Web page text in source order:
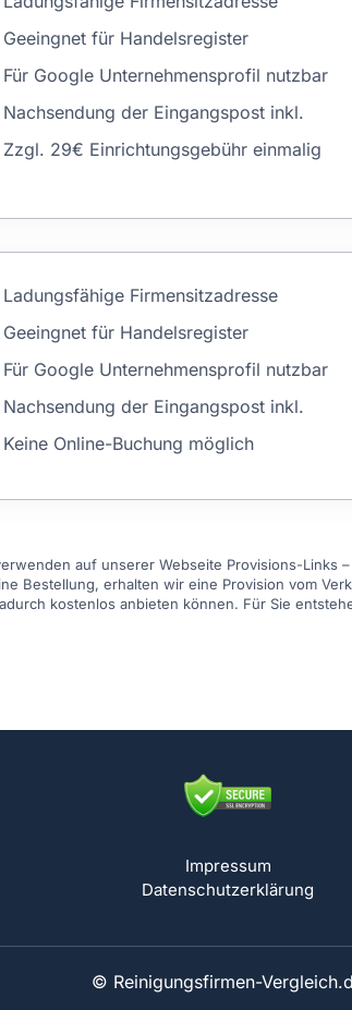
Geeingnet für Handelsregister
Für Google Unternehmensprofil nutzbar
Nachsendung der Eingangspost inkl.
Zzgl. 29€ Einrichtungsgebühr einmalig
Ladungsfähige Firmensitzadresse
Geeingnet für Handelsregister
Für Google Unternehmensprofil nutzbar
Nachsendung der Eingangspost inkl.
Keine Online-Buchung möglich
auf unserer Webseite Provisions-Links
Bestellung, erhalten wir eine Provision vom
kostenlos anbieten können. Für Sie
Impressum
Datenschutzerklärung
© Reinigungsfirmen-